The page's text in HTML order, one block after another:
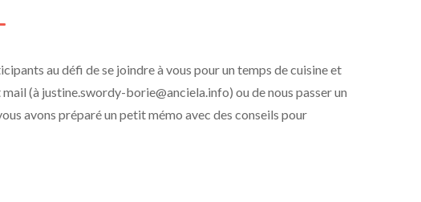
au défi de se joindre à vous pour un temps de cuisine et
(à justine.swordy-borie@anciela.info) ou de nous passer un
avons préparé un petit mémo avec des conseils pour